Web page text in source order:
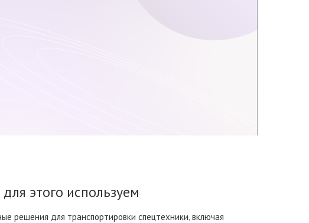
этого используем
решения для транспортировки спецтехники, включая